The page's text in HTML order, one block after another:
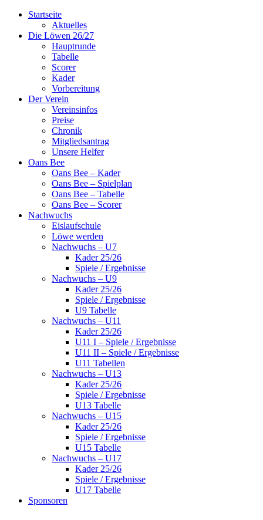
Startseite
Aktuelles
Die Löwen 26/27
Hauptrunde
Tabelle
Scorer
Kader
Vorbereitung
Der Verein
Vereinsinfos
Preise
Chronik
Mitgliedsantrag
Unsere Helfer
Oans Bee
Oans Bee – Kader
Oans Bee – Spielplan
Oans Bee – Tabelle
Oans Bee – Scorer
Nachwuchs
Eislaufschule
Löwe werden
Nachwuchs – U7
Kader 25/26
Spiele / Ergebnisse
Nachwuchs – U9
Kader 25/26
Spiele / Ergebnisse
U9 Tabelle
Nachwuchs – U11
Kader 25/26
U11 I – Spiele / Ergebnisse
U11 II – Spiele / Ergebnisse
U11 Tabellen
Nachwuchs – U13
Kader 25/26
Spiele / Ergebnisse
U13 Tabelle
Nachwuchs – U15
Kader 25/26
Spiele / Ergebnisse
U15 Tabelle
Nachwuchs – U17
Kader 25/26
Spiele / Ergebnisse
U17 Tabelle
Sponsoren